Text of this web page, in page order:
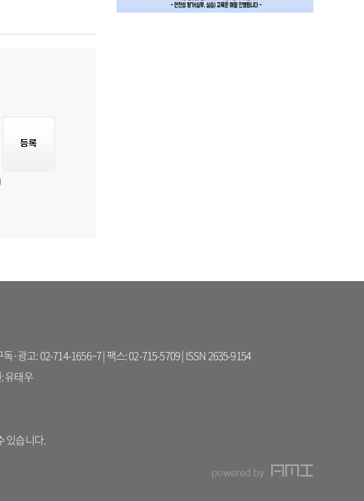
·광고: 02-714-1656~7 | 팩스: 02-715-5709 | ISSN 2635-9154
유태우
있습니다.